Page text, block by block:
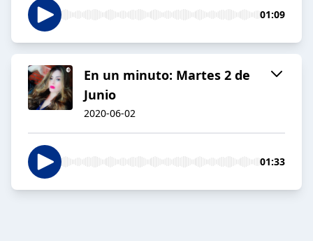
01:09
En un minuto: Martes 2 de
Junio
2020-06-02
01:33